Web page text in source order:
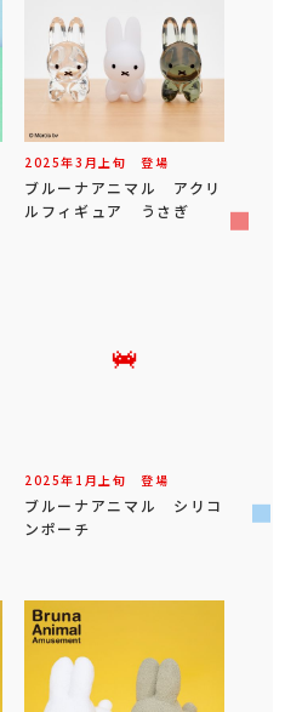
2025年3 月 上旬 登場
ブルーナアニマル アクリ
ルフィギュア うさぎ
2025年 1 月 上旬 登場
ブルーナアニマル シリコ
ンポーチ